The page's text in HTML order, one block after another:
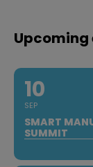
Upcoming
10
SEP
SMART
SUMMIT